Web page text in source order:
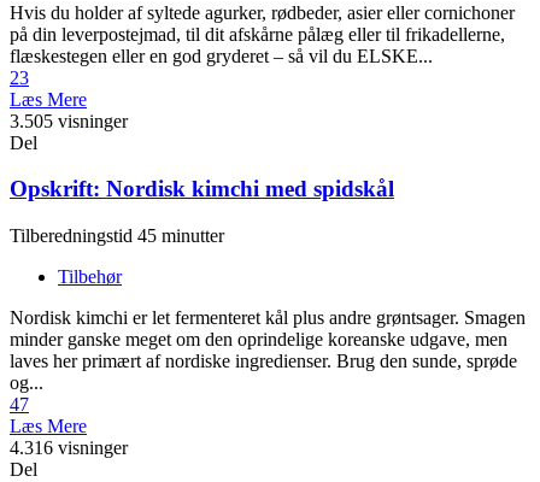
Hvis du holder af syltede agurker, rødbeder, asier eller cornichoner
på din leverpostejmad, til dit afskårne pålæg eller til frikadellerne,
flæskestegen eller en god gryderet – så vil du ELSKE...
23
Læs Mere
3.505 visninger
Del
Opskrift: Nordisk kimchi med spidskål
Tilberedningstid 45 minutter
Tilbehør
Nordisk kimchi er let fermenteret kål plus andre grøntsager. Smagen
minder ganske meget om den oprindelige koreanske udgave, men
laves her primært af nordiske ingredienser. Brug den sunde, sprøde
og...
47
Læs Mere
4.316 visninger
Del